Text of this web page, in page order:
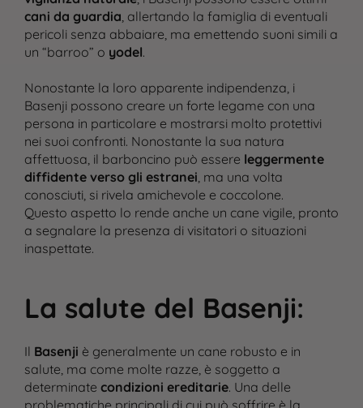
cani da guardia, allertando la famiglia di eventuali
pericoli senza abbaiare, ma emettendo suoni simili a
un “barroo” o yodel.
Nonostante la loro apparente indipendenza, i
Basenji possono creare un forte legame con una
persona in particolare e mostrarsi molto protettivi
nei suoi confronti. Nonostante la sua natura
affettuosa, il barboncino può essere leggermente
diffidente verso gli estranei, ma una volta
conosciuti, si rivela amichevole e coccolone.
Questo aspetto lo rende anche un cane vigile, pronto
a segnalare la presenza di visitatori o situazioni
inaspettate​.
La salute del Basenji:
Il Basenji è generalmente un cane robusto e in
salute, ma come molte razze, è soggetto a
determinate condizioni ereditarie. Una delle